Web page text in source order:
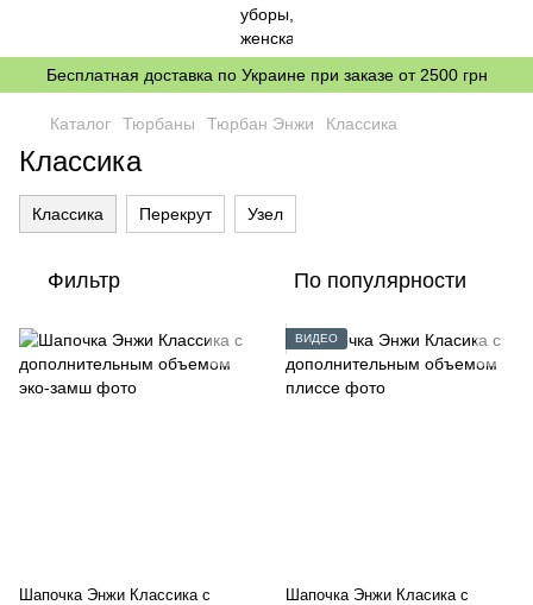
Бесплатная доставка по Украине при заказе от 2500 грн
Каталог Тюрбаны Тюрбан Энжи Классика
Классика
Классика Перекрут Узел
Фильтр По популярности
Шапочка Энжи Классика с
ВИДЕО
Шапочка Энжи Класика с